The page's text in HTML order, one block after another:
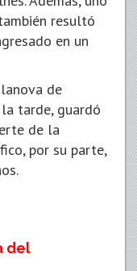
resultó
en un
de
tarde, guardó
de la
por su parte,
del